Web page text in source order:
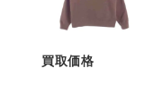
買取価格